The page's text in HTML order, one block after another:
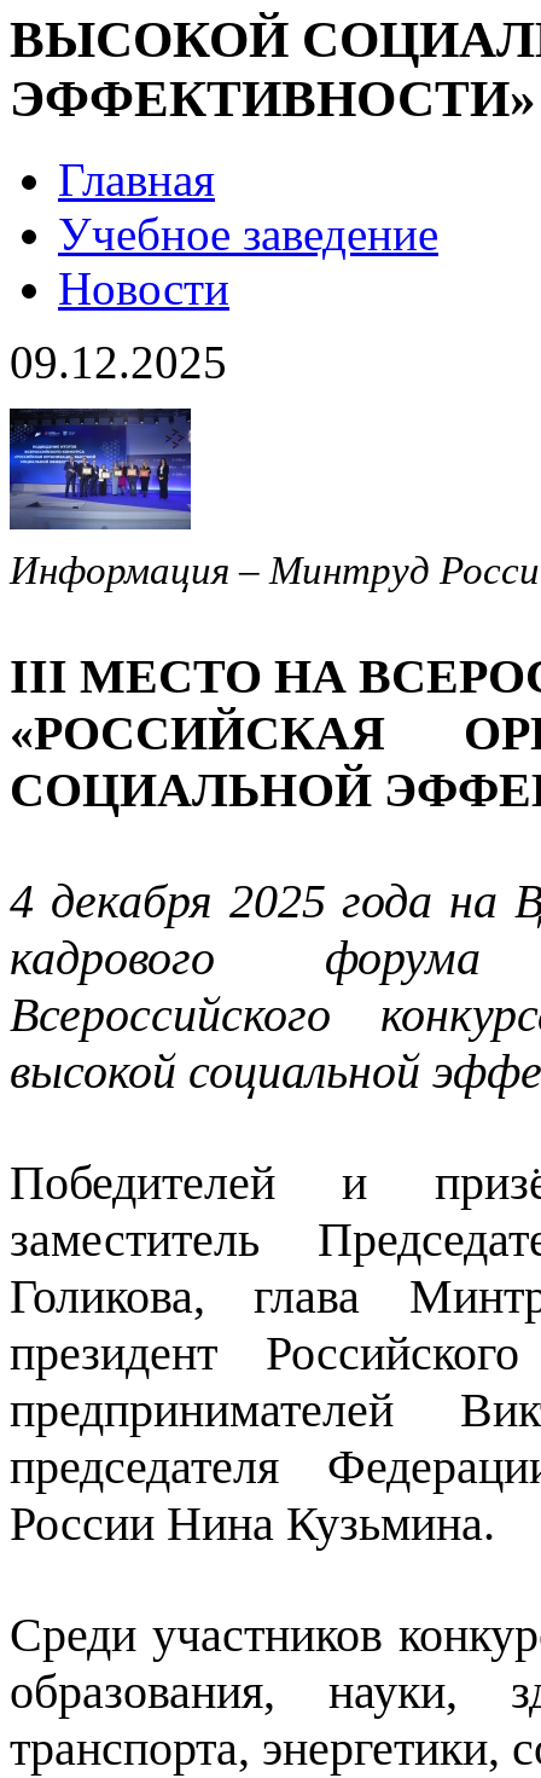
ВЫСОКОЙ
ЭФФЕКТИВНОСТИ»
Главная
Учебное заведение
Новости
09.12.2025
Информация – Минтруд
III МЕСТО НА
«РОССИЙСКАЯ
СОЦИАЛЬНОЙ
4 декабря 2025 года на
кадрового форума
Всероссийского
высокой социальной
Победителей и
заместитель
Голикова, глава
президент
предпринимателей
председателя
России Нина Кузьмина.
Среди участников
образования, науки,
транспорта, энергетики,